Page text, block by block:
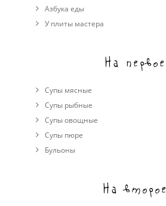
Азбука еды
У плиты мастера
На первое
Супы мясные
Супы рыбные
Супы овощные
Cупы пюре
Бульоны
На второе